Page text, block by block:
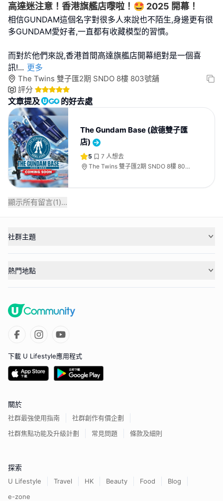
高達迷注意！香港旗艦店嚟啦！🤩 2025 開幕！
相信GUNDAM這個名字對很多人來說也不陌生,身邊更有很
多GUNDAM愛好者,一直都有收藏模型的習慣｡
而對於他們來說,香港首間高達旗艦店開幕絕對是一個喜
訊!... 更多
The Twins 雙子匯2期 SNDO 8樓 803號舖
評分
文章提及 的好去處
The Gundam Base (啟德雙子匯
店)
5 7 人想去
The Twins 雙子匯2期 SNDO 8樓 803
顯示所有留言(1)...
社群主題
熱門地點
下載 U Lifestyle應用程式
關於
社群最強使用指南
社群創作有價企劃
社群焦點功能及升級計劃
常見問題 條款及細則
探索
U Lifestyle Travel HK Beauty Food
Blog
e-zone